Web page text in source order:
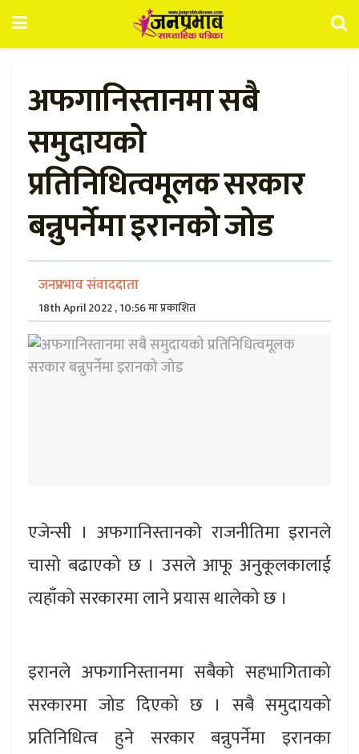
अफगानिस्तानमा सबै
समुदायको
प्रतिनिधित्वमूलक सरकार
बन्नुपर्नेमा इरानको जोड
जनप्रभाव संवाददाता
18th April 2022 , 10:56 मा प्रकाशित
एजेन्सी । अफगानिस्तानको राजनीतिमा इरानले
चासो बढाएको छ । उसले आफू अनुकूलकालाई
त्यहाँको सरकारमा लाने प्रयास थालेको छ ।
इरानले अफगानिस्तानमा सबैको सहभागिताको
सरकारमा जोड दिएको छ । सबै समुदायको
प्रतिनिधित्व हुने सरकार बन्नुपर्नेमा इरानका